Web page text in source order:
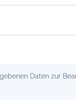
Daten zur